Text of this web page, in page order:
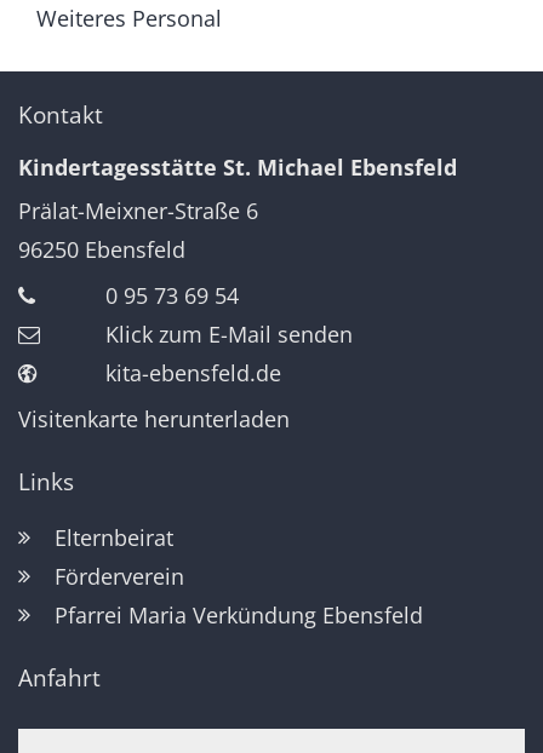
Weiteres Personal
Kontakt
Kindertagesstätte St. Michael Ebensfeld
Prälat-Meixner-Straße 6
96250 Ebensfeld
0 95 73 69 54
Klick zum E-Mail senden
kita-ebensfeld.de
Visitenkarte herunterladen
Links
Elternbeirat
Förderverein
Pfarrei Maria Verkündung Ebensfeld
Anfahrt